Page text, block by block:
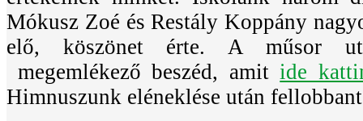
Mókusz Zoé és Restály Koppány
elő, köszönet érte. A műsor
megemlékező beszéd, amit ide
Himnuszunk eléneklése után